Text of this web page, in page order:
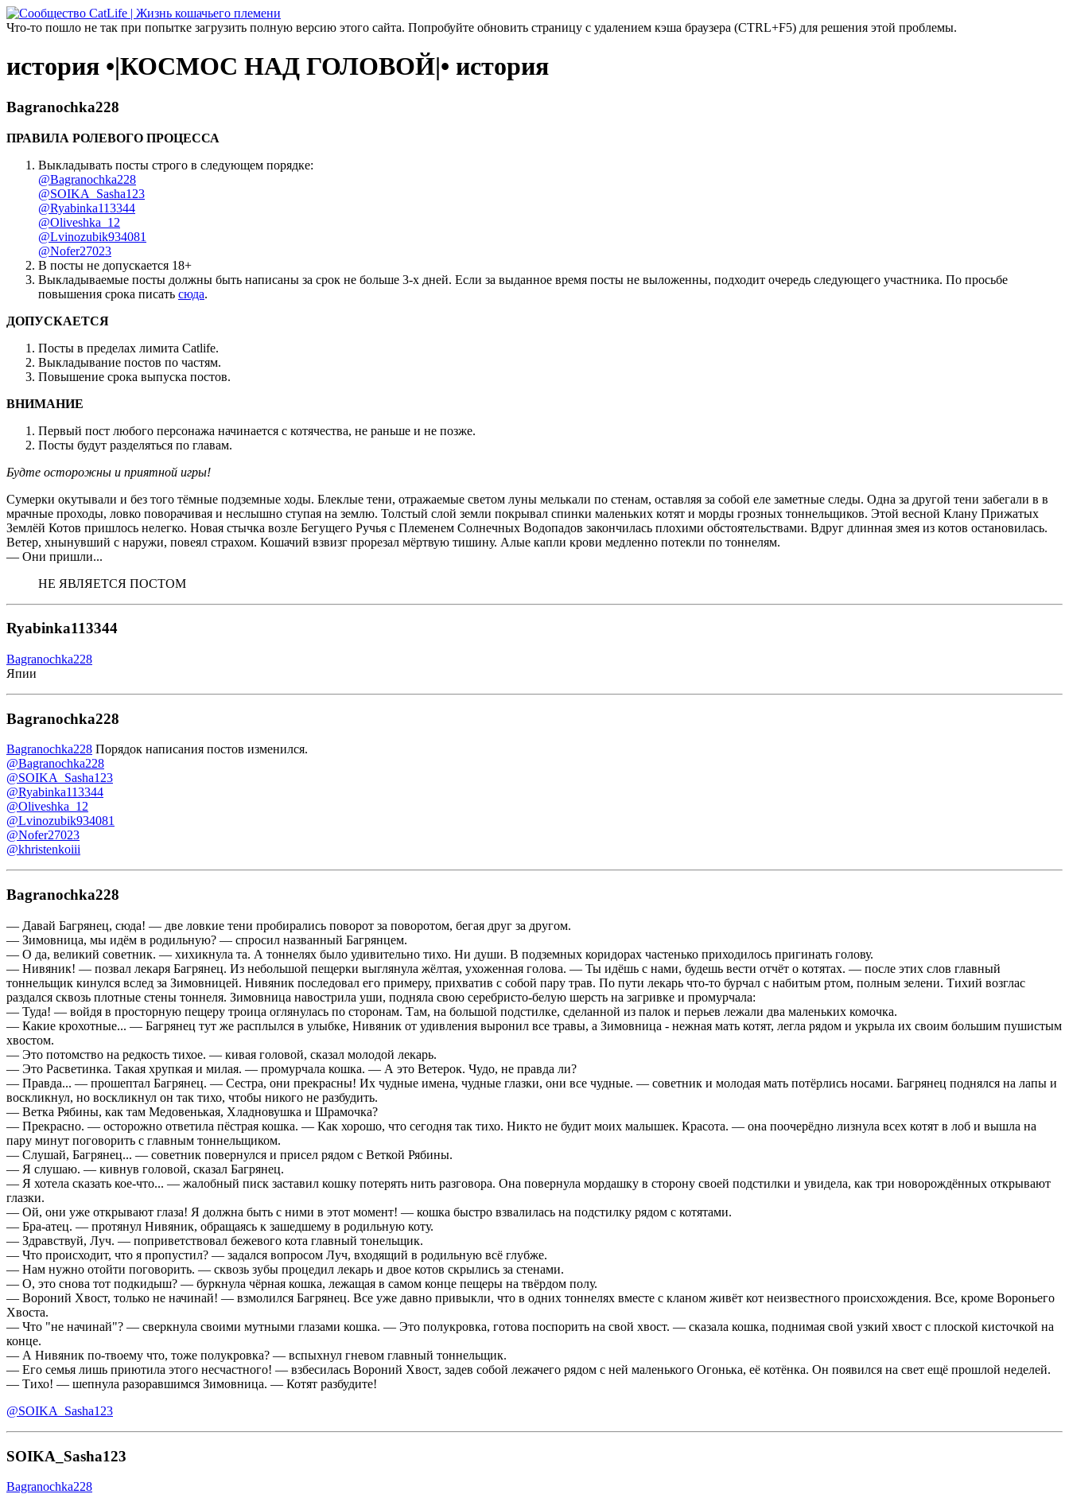
Что-то пошло не так при попытке загрузить полную версию этого сайта. Попробуйте обновить страницу с удалением кэша браузера (CTRL+F5) для решения этой проблемы.
история •|КОСМОС НАД ГОЛОВОЙ|• история
Bagranochka228
ПРАВИЛА РОЛЕВОГО ПРОЦЕССА
Выкладывать посты строго в следующем порядке:
@Bagranochka228
@SOIKA_Sasha123
@Ryabinka113344
@Oliveshka_12
@Lvinozubik934081
@Nofer27023
В посты не допускается 18+
Выкладываемые посты должны быть написаны за срок не больше 3-х дней. Если за выданное время посты не выложенны, подходит очередь следующего участника. По просьбе
повышения срока писать сюда.
ДОПУСКАЕТСЯ
Посты в пределах лимита Catlife.
Выкладывание постов по частям.
Повышение срока выпуска постов.
ВНИМАНИЕ
Первый пост любого персонажа начинается с котячества, не раньше и не позже.
Посты будут разделяться по главам.
Будте осторожны и приятной игры!
Сумерки окутывали и без того тёмные подземные ходы. Блеклые тени, отражаемые светом луны мелькали по стенам, оставляя за собой еле заметные следы. Одна за другой тени забегали в в
мрачные проходы, ловко поворачивая и неслышно ступая на землю. Толстый слой земли покрывал спинки маленьких котят и морды грозных тоннельщиков. Этой весной Клану Прижатых
Землёй Котов пришлось нелегко. Новая стычка возле Бегущего Ручья с Племенем Солнечных Водопадов закончилась плохими обстоятельствами. Вдруг длинная змея из котов остановилась.
Ветер, хнынувший с наружи, повеял страхом. Кошачий взвизг прорезал мёртвую тишину. Алые капли крови медленно потекли по тоннелям.
— Они пришли...
НЕ ЯВЛЯЕТСЯ ПОСТОМ
Ryabinka113344
Bagranochka228
Япии
Bagranochka228
Bagranochka228 Порядок написания постов изменился.
@Bagranochka228
@SOIKA_Sasha123
@Ryabinka113344
@Oliveshka_12
@Lvinozubik934081
@Nofer27023
@khristenkoiii
Bagranochka228
— Давай Багрянец, сюда! — две ловкие тени пробирались поворот за поворотом, бегая друг за другом.
— Зимовница, мы идём в родильную? — спросил названный Багрянцем.
— О да, великий советник. — хихикнула та. А тоннелях было удивительно тихо. Ни души. В подземных коридорах частенько приходилось пригинать голову.
— Нивяник! — позвал лекаря Багрянец. Из небольшой пещерки выглянула жёлтая, ухоженная голова. — Ты идёшь с нами, будешь вести отчёт о котятах. — после этих слов главный
тоннельщик кинулся вслед за Зимовницей. Нивяник последовал его примеру, прихватив с собой пару трав. По пути лекарь что-то бурчал с набитым ртом, полным зелени. Тихий возглас
раздался сквозь плотные стены тоннеля. Зимовница навострила уши, подняла свою серебристо-белую шерсть на загривке и промурчала:
— Туда! — войдя в просторную пещеру троица оглянулась по сторонам. Там, на большой подстилке, сделанной из палок и перьев лежали два маленьких комочка.
— Какие крохотные... — Багрянец тут же расплылся в улыбке, Нивяник от удивления выронил все травы, а Зимовница - нежная мать котят, легла рядом и укрыла их своим большим пушистым
хвостом.
— Это потомство на редкость тихое. — кивая головой, сказал молодой лекарь.
— Это Расветинка. Такая хрупкая и милая. — промурчала кошка. — А это Ветерок. Чудо, не правда ли?
— Правда... — прошептал Багрянец. — Сестра, они прекрасны! Их чудные имена, чудные глазки, они все чудные. — советник и молодая мать потёрлись носами. Багрянец поднялся на лапы и
воскликнул, но воскликнул он так тихо, чтобы никого не разбудить.
— Ветка Рябины, как там Медовенькая, Хладновушка и Шрамочка?
— Прекрасно. — осторожно ответила пёстрая кошка. — Как хорошо, что сегодня так тихо. Никто не будит моих малышек. Красота. — она поочерёдно лизнула всех котят в лоб и вышла на
пару минут поговорить с главным тоннельщиком.
— Слушай, Багрянец... — советник повернулся и присел рядом с Веткой Рябины.
— Я слушаю. — кивнув головой, сказал Багрянец.
— Я хотела сказать кое-что... — жалобный писк заставил кошку потерять нить разговора. Она повернула мордашку в сторону своей подстилки и увидела, как три новорождённых открывают
глазки.
— Ой, они уже открывают глаза! Я должна быть с ними в этот момент! — кошка быстро взвалилась на подстилку рядом с котятами.
— Бра-атец. — протянул Нивяник, обращаясь к зашедшему в родильную коту.
— Здравствуй, Луч. — поприветствовал бежевого кота главный тонельщик.
— Что происходит, что я пропустил? — задался вопросом Луч, входящий в родильную всё глубже.
— Нам нужно отойти поговорить. — сквозь зубы процедил лекарь и двое котов скрылись за стенами.
— О, это снова тот подкидыш? — буркнула чёрная кошка, лежащая в самом конце пещеры на твёрдом полу.
— Вороний Хвост, только не начинай! — взмолился Багрянец. Все уже давно привыкли, что в одних тоннелях вместе с кланом живёт кот неизвестного происхождения. Все, кроме Вороньего
Хвоста.
— Что "не начинай"? — сверкнула своими мутными глазами кошка. — Это полукровка, готова поспорить на свой хвост. — сказала кошка, поднимая свой узкий хвост с плоской кисточкой на
конце.
— А Нивяник по-твоему что, тоже полукровка? — вспыхнул гневом главный тоннельщик.
— Его семья лишь приютила этого несчастного! — взбесилась Вороний Хвост, задев собой лежачего рядом с ней маленького Огонька, её котёнка. Он появился на свет ещё прошлой неделей.
— Тихо! — шепнула разоравшимся Зимовница. — Котят разбудите!
@SOIKA_Sasha123
SOIKA_Sasha123
Bagranochka228